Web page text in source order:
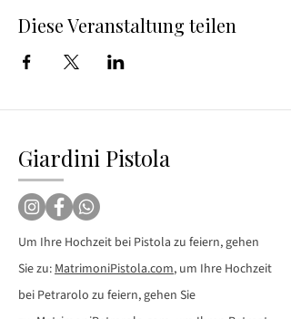
Diese Veranstaltung teilen
Giardini Pistola
Um Ihre Hochzeit bei Pistola zu feiern, gehen
Sie zu:MatrimoniPistola.com, um Ihre Hochzeit
bei Petrarolo zu feiern, gehen Sie